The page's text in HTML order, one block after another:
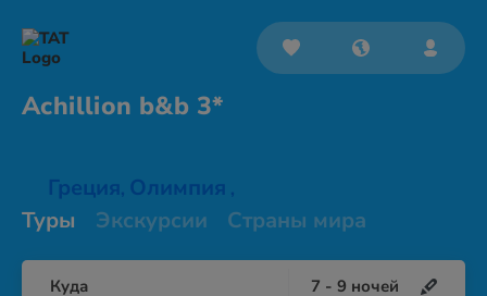
Achillion b&b 3*
Греция, Олимпия ,
Туры Экскурсии Страны мира
Куда 7 - 9 ночей